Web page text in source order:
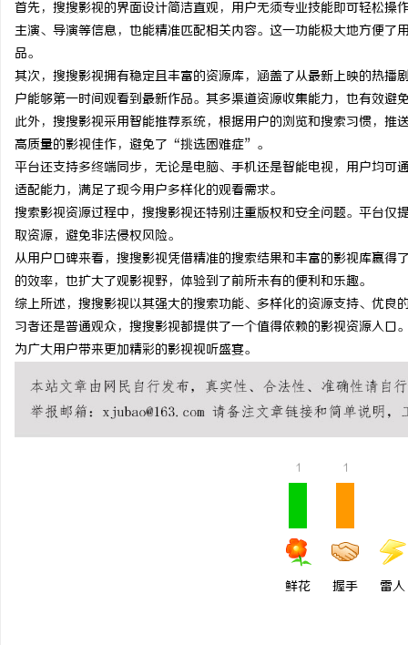
首先，搜搜影视的界面设计简洁直观，用户无须专业技能即可轻松
主演、导演等信息，也能精准匹配相关内容。这一功能极大地方便
品。
其次，搜搜影视拥有稳定且丰富的资源库，涵盖了从最新上映的热
户能够第一时间观看到最新作品。其多渠道资源收集能力，也有效避
此外，搜搜影视采用智能推荐系统，根据用户的浏览和搜索习惯，
高质量的影视佳作，避免了“挑选困难症”。
平台还支持多终端同步，无论是电脑、手机还是智能电视，用户均
适配能力，满足了现今用户多样化的观看需求。
搜索影视资源过程中，搜搜影视还特别注重版权和安全问题。平台
取资源，避免非法侵权风险。
从用户口碑来看，搜搜影视凭借精准的搜索结果和丰富的影视库赢
的效率，也扩大了观影视野，体验到了前所未有的便利和乐趣。
综上所述，搜搜影视以其强大的搜索功能、多样化的资源支持、优
习者还是普通观众，搜搜影视都提供了一个值得依赖的影视资源入
为广大用户带来更加精彩的影视视听盛宴。
1
鲜花
1
握手 雷人
合肥刑事律师：保护您
法律困境